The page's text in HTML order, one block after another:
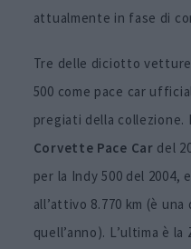
attualmente in fase di
Tre delle diciotto
500 come pace car
pregiati della collezione.
Corvette Pace Car del
per la Indy 500 del 2004,
all’attivo 8.770 km (è
quell’anno). L’ultima è la